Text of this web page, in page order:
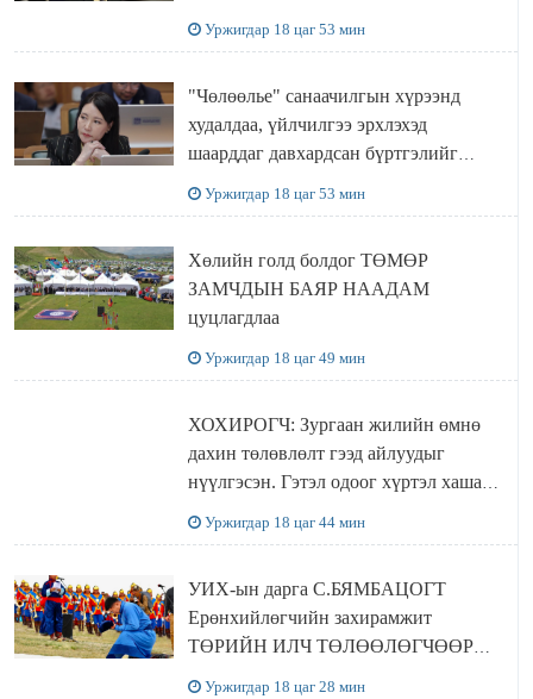
Уржигдар 18 цаг 53 мин
"Чөлөөлье" санаачилгын хүрээнд
худалдаа, үйлчилгээ эрхлэхэд
шаарддаг давхардсан бүртгэлийг
Уржигдар 18 цаг 53 мин
Хөлийн голд болдог ТӨМӨР
ЗАМЧДЫН БАЯР НААДАМ
цуцлагдлаа
Уржигдар 18 цаг 49 мин
ХОХИРОГЧ: Зургаан жилийн өмнө
дахин төлөвлөлт гээд айлуудыг
нүүлгэсэн. Гэтэл одоог хүртэл хашаа
Уржигдар 18 цаг 44 мин
УИХ-ын дарга С.БЯМБАЦОГТ
Ерөнхийлөгчийн захирамжит
ТӨРИЙН ИЛЧ ТӨЛӨӨЛӨГЧӨӨР
Уржигдар 18 цаг 28 мин